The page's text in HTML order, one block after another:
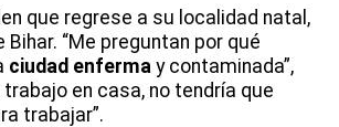
que regrese a su localidad natal,
Bihar. “Me preguntan por qué
ciudad enferma y contaminada”,
trabajo en casa, no tendría que
trabajar”.